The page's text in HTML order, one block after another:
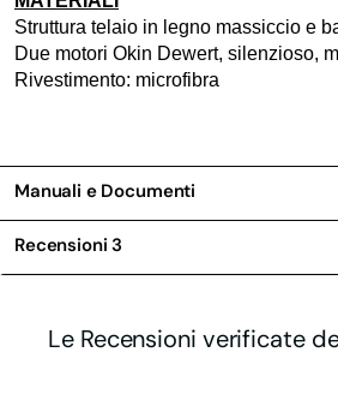
Struttura telaio in legno massiccio e
Due motori Okin Dewert, silenzioso,
Rivestimento: microfibra
Manuali e Documenti
Recensioni3
Le Recensioni verificate